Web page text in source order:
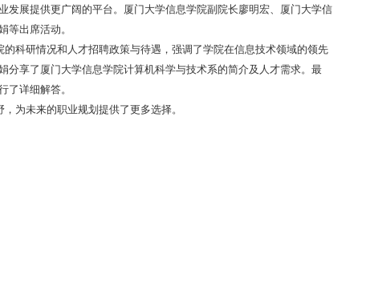
发展提供更广阔的平台。厦门大学信息学院副院长廖明宏、厦门大学信
等出席活动。
科研情况和人才招聘政策与待遇，强调了学院在信息技术领域的领先
分享了厦门大学信息学院计算机科学与技术系的简介及人才需求。最
了详细解答。
为未来的职业规划提供了更多选择。